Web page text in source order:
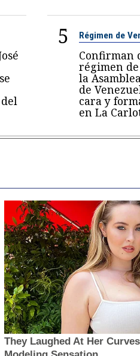
5 Régimen de
Confirman
régimen
la
de
cara y
en La